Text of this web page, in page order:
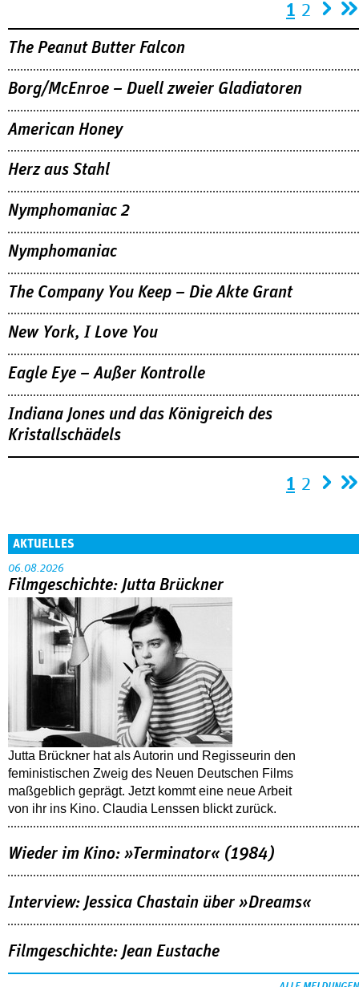
1 2
The Peanut Butter Falcon
Borg/McEnroe – Duell zweier Gladiatoren
American Honey
Herz aus Stahl
Nymphomaniac 2
Nymphomaniac
The Company You Keep – Die Akte Grant
New York, I Love You
Eagle Eye – Außer Kontrolle
Indiana Jones und das Königreich des
Kristallschädels
1 2
AKTUELLES
06.08.2026
Filmgeschichte: Jutta Brückner
Jutta Brückner hat als Autorin und Regisseurin den
feministischen Zweig des Neuen Deutschen Films
maßgeblich geprägt. Jetzt kommt eine neue Arbeit
von ihr ins Kino. Claudia Lenssen blickt zurück.
Wieder im Kino: »Terminator« (1984)
Interview: Jessica Chastain über »Dreams«
Filmgeschichte: Jean Eustache